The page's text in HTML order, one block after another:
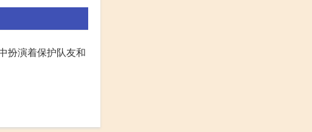
扮演着保护队友和